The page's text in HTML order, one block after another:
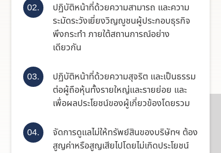
ปฏิบัติหน้าที่ด้วยความสามารถ และความ
ระมัดระวังเยี่ยงวิญญูชนผู้ประกอบธุรกิจ
พึงกระทำ ภายใต้สถานการณ์อย่าง
เดียวกัน
ปฏิบัติหน้าที่ด้วยความสุจริต และเป็นธรรม
ต่อผู้ถือหุ้นทั้งรายใหญ่และรายย่อย และ
เพื่อผลประโยชน์ของผู้เกี่ยวข้องโดยรวม
จัดการดูแลไม่ให้ทรัพย์สินของบริษัทฯ ต้อง
สูญค่าหรือสูญเสียไปโดยไม่เกิดประโยชน์